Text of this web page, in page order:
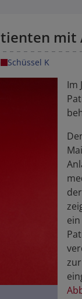
Schüssel K
Im